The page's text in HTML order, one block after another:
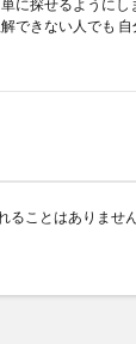
に探せるようにし
できない人でも
ることはありません